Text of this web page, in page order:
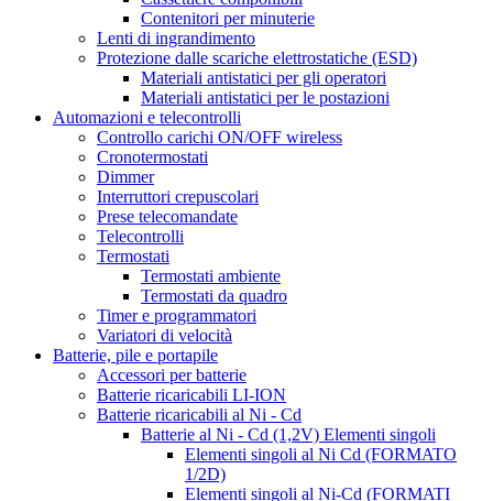
Contenitori per minuterie
Lenti di ingrandimento
Protezione dalle scariche elettrostatiche (ESD)
Materiali antistatici per gli operatori
Materiali antistatici per le postazioni
Automazioni e telecontrolli
Controllo carichi ON/OFF wireless
Cronotermostati
Dimmer
Interruttori crepuscolari
Prese telecomandate
Telecontrolli
Termostati
Termostati ambiente
Termostati da quadro
Timer e programmatori
Variatori di velocità
Batterie, pile e portapile
Accessori per batterie
Batterie ricaricabili LI-ION
Batterie ricaricabili al Ni - Cd
Batterie al Ni - Cd (1,2V) Elementi singoli
Elementi singoli al Ni Cd (FORMATO
1/2D)
Elementi singoli al Ni-Cd (FORMATI